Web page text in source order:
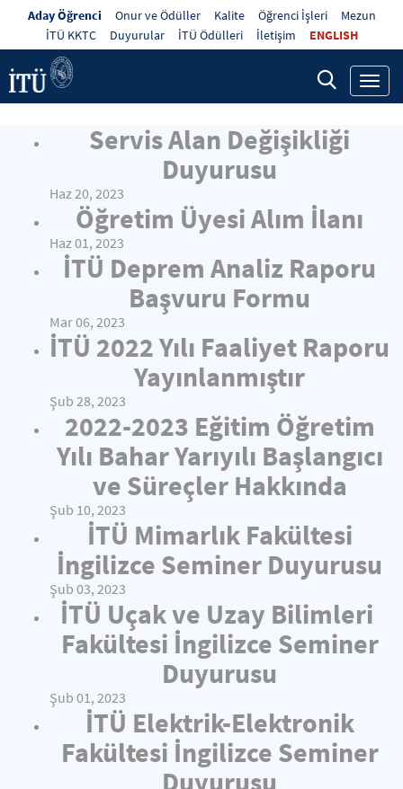
Aday Öğrenci Onur ve Ödüller Kalite Öğrenci İşleri
Mezun
İTÜ KKTC
Duyurular İTÜ Ödülleri İletişim ENGLISH
Servis Alan Değişikliği
Duyurusu
Haz 20, 2023
Öğretim Üyesi Alım İlanı
Haz 01, 2023
İTÜ Deprem Analiz Raporu
Başvuru Formu
Mar 06, 2023
İTÜ 2022 Yılı Faaliyet Raporu
Yayınlanmıştır
Şub 28, 2023
2022-2023 Eğitim Öğretim
Yılı Bahar Yarıyılı Başlangıcı
ve Süreçler Hakkında
Şub 10, 2023
İTÜ Mimarlık Fakültesi
İngilizce Seminer Duyurusu
Şub 03, 2023
İTÜ Uçak ve Uzay Bilimleri
Fakültesi İngilizce Seminer
Duyurusu
Şub 01, 2023
İTÜ Elektrik-Elektronik
Fakültesi İngilizce Seminer
Duyurusu